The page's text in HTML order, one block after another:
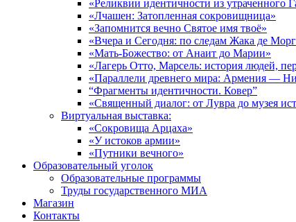
«Реликвии идентичности из утраченного
«Лчашен: Затопленная сокровищница»
«Запомнится вечно Святое имя твоё»
«Вчера и Сегодня: по следам Жака де
«Мать-Божество: от Анаит до Марии»
«Лагерь Отто, Марсель: история людей,
«Параллели древнего мира: Армения —
“Фрагменты идентичности. Ковер”
«Священный диалог: от Лувра до музея
Виртуальная выставка:
«Сокровища Арцаха»
«У истоков армии»
«Путники вечного»
Образовательный уголок
Образовательные программы
Труды государственного МИА
Магазин
Контакты